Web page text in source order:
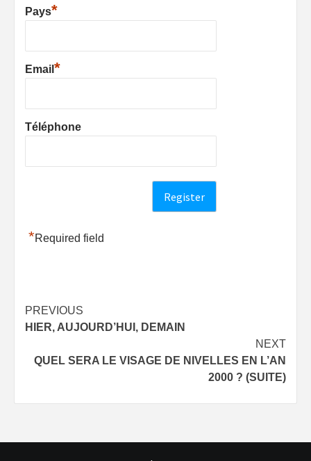
Pays*
Email *
Téléphone
*Required field
Post
navigation
PREVIOUS
HIER, AUJOURD’HUI, DEMAIN
NEXT
QUEL SERA LE VISAGE DE NIVELLES EN L’AN
2000 ? (SUITE)